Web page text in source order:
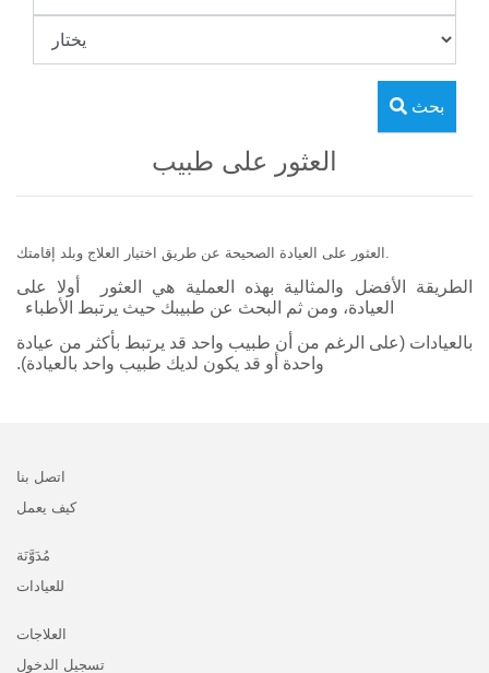
بحث
العثور على طبيب
العثور على العيادة الصحيحة عن طريق اختيار العلاج وبلد إقامتك.
الطريقة الأفضل والمثالية بهذه العملية هي العثور أولا على
العيادة، ومن ثم البحث عن طبيبك حيث يرتبط الأطباء
بالعيادات (على الرغم من أن طبيب واحد قد يرتبط بأكثر من عيادة
واحدة أو قد يكون لديك طبيب واحد بالعيادة).
اتصل بنا
كيف يعمل
مُدَوَّنَة
للعيادات
العلاجات
تسجيل الدخول